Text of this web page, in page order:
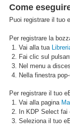
Come
Puoi registrare il tuo
Per registrare la
Vai alla tua
Fai clic sul
Nel menu a
Nella finestra
Per registrare il tuo
Vai alla pagina
In KDP Select
Seleziona il tuo